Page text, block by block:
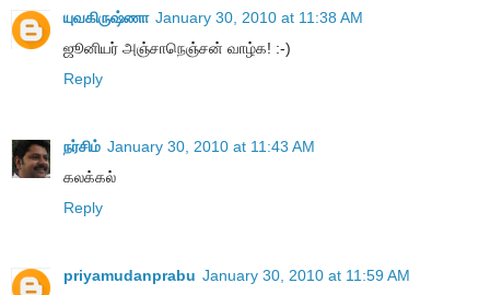
யுவகிருஷ்ணா January 30, 2010 at 11:38 AM
ஜூனியர் அஞ்சாநெஞ்சன் வாழ்க! :-)
Reply
நர்சிம் January 30, 2010 at 11:43 AM
கலக்கல்
Reply
priyamudanprabu January 30, 2010 at 11:59 AM